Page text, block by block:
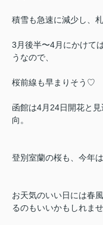
積雪も急速に減少し、
3月後半〜4月にかけて
うなので、
桜前線も早まりそう♡
函館は4月24日開花と
向。
登別室蘭の桜も、今年
お天気のいい日には春
るのもいいかもしれませ